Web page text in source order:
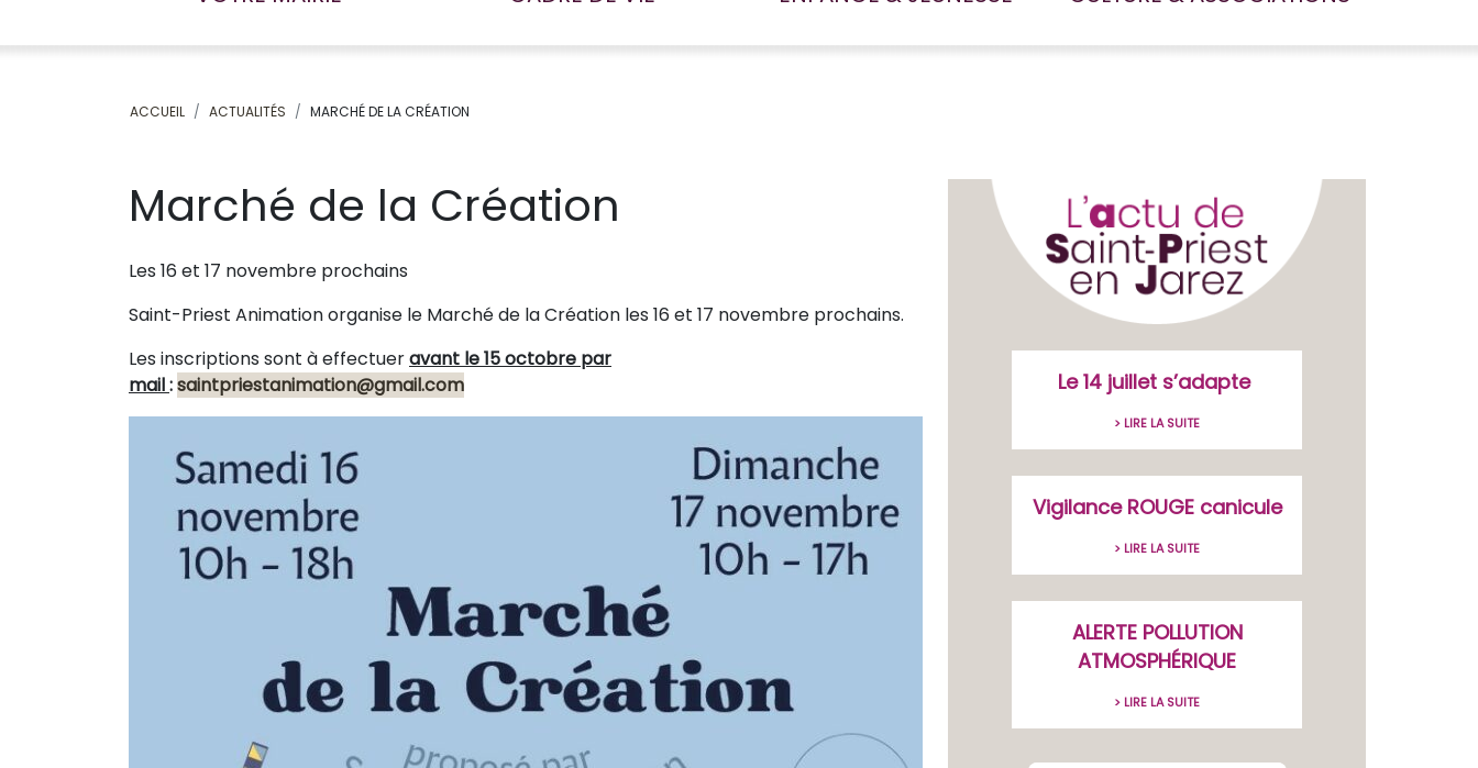
ACCUEIL ACTUALITÉS MARCHÉ DE LA CRÉATION
Marché de la Création
Les 16 et 17 novembre prochains
Saint-Priest Animation organise le Marché de la Création les 16 et 17 novembre prochains.
Les inscriptions sont à effectueravant le 15 octobre par
mail:saintpriestanimation@gmail.com Le 14 juillet s’adapte
> LIRE LA SUITE
Vigilance ROUGE canicule
> LIRE LA SUITE
ALERTE POLLUTION
ATMOSPHÉRIQUE
> LIRE LA SUITE